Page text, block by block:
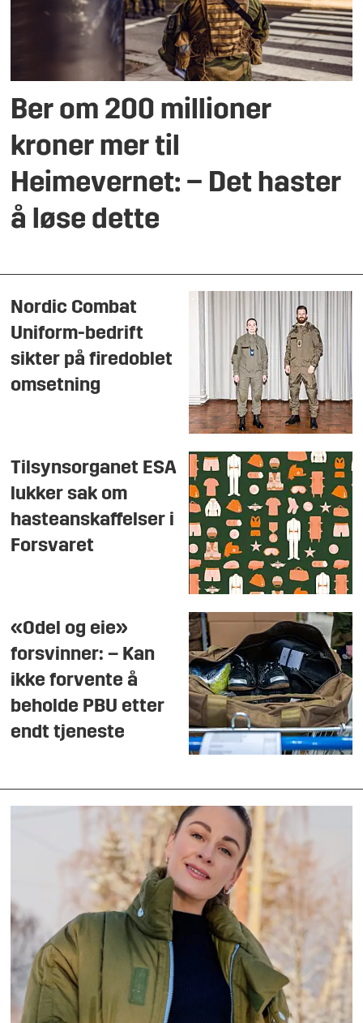
Ber om 200 millioner
kroner mer til
Heimevernet: – Det haster
å løse dette
Nordic Combat
Uniform-bedrift
sikter på firedoblet
omsetning
Tilsynsorganet ESA
lukker sak om
haste­anskaffelser i
Forsvaret
«Odel og eie»
forsvinner: – Kan
ikke forvente å
beholde PBU etter
endt tjeneste